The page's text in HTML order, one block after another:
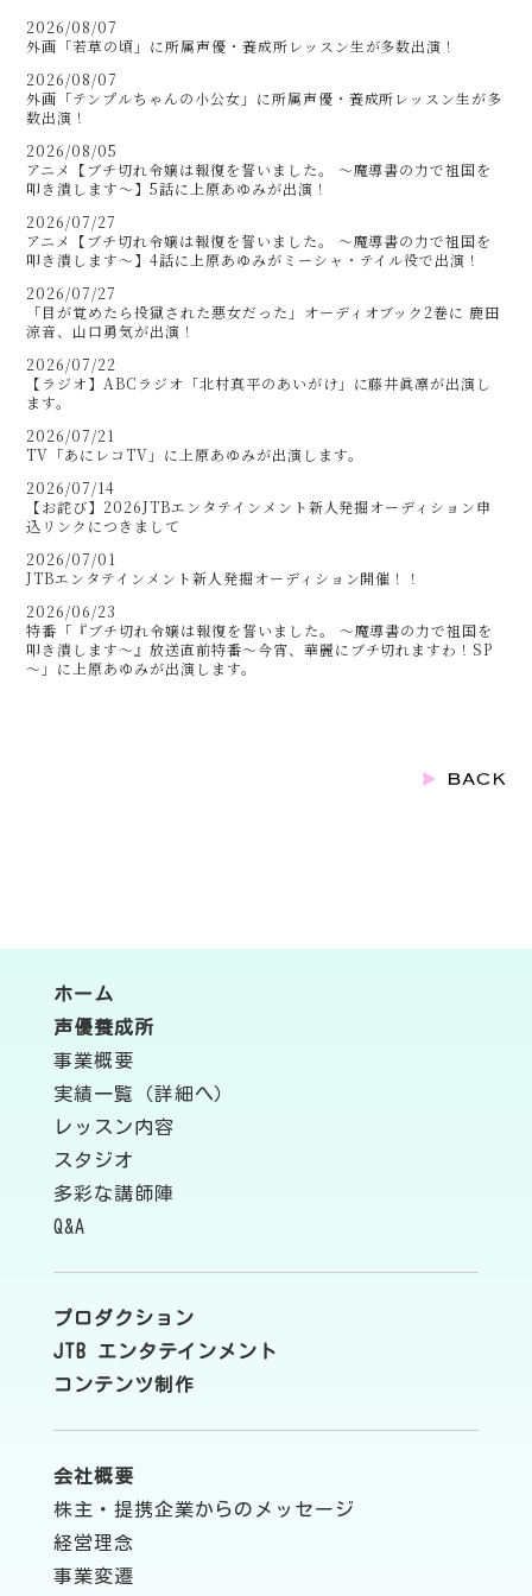
2026/08/07
外画「若草の頃」に所属声優・養成所レッスン生が多数出演！
2026/08/07
外画「テンプルちゃんの小公女」に所属声優・養成所レッスン生が多
数出演！
2026/08/05
アニメ【ブチ切れ令嬢は報復を誓いました。 ～魔導書の力で祖国を
叩き潰します～】5話に上原あゆみが出演！
2026/07/27
アニメ【ブチ切れ令嬢は報復を誓いました。 ～魔導書の力で祖国を
叩き潰します～】4話に上原あゆみがミーシャ・テイル役で出演！
2026/07/27
「目が覚めたら投獄された悪女だった」オーディオブック2巻に 鹿田
涼音、山口勇気が出演！
2026/07/22
【ラジオ】ABCラジオ「北村真平のあいがけ」に藤井眞凛が出演し
ます。
2026/07/21
TV「あにレコTV」に上原あゆみが出演します。
2026/07/14
【お詫び】2026JTBエンタテインメント新人発掘オーディション申
込リンクにつきまして
2026/07/01
JTBエンタテインメント新人発掘オーディション開催！！
2026/06/23
特番「『ブチ切れ令嬢は報復を誓いました。 ～魔導書の力で祖国を
叩き潰します～』放送直前特番～今宵、華麗にブチ切れますわ！SP
～」に上原あゆみが出演します。
ホーム
声優養成所
事業概要
実績一覧（詳細へ）
レッスン内容
スタジオ
多彩な講師陣
Q&A
プロダクション
JTB エンタテインメント
コンテンツ制作
会社概要
株主・提携企業からのメッセージ
経営理念
事業変遷